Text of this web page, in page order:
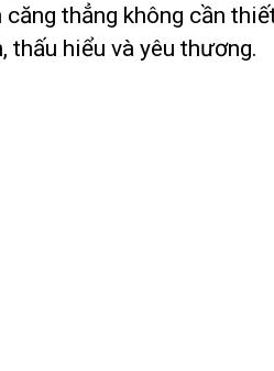
thẳng không cần
thấu hiểu và yêu thương.